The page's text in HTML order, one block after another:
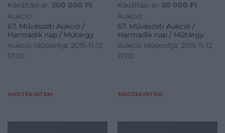
Kikiáltási ár: 200 000 Ft
Aukció:
67. Művészeti Aukció /
Harmadik nap / Műtárgy
Aukció időpontja: 2015-11-12
17:00
MEGTEKINTEM
Kikiáltási ár: 50 000 Ft
Aukció:
67. Művészeti Aukció /
Harmadik nap / Műtárgy
Aukció időpontja: 2015-11-12
17:00
MEGTEKINTEM